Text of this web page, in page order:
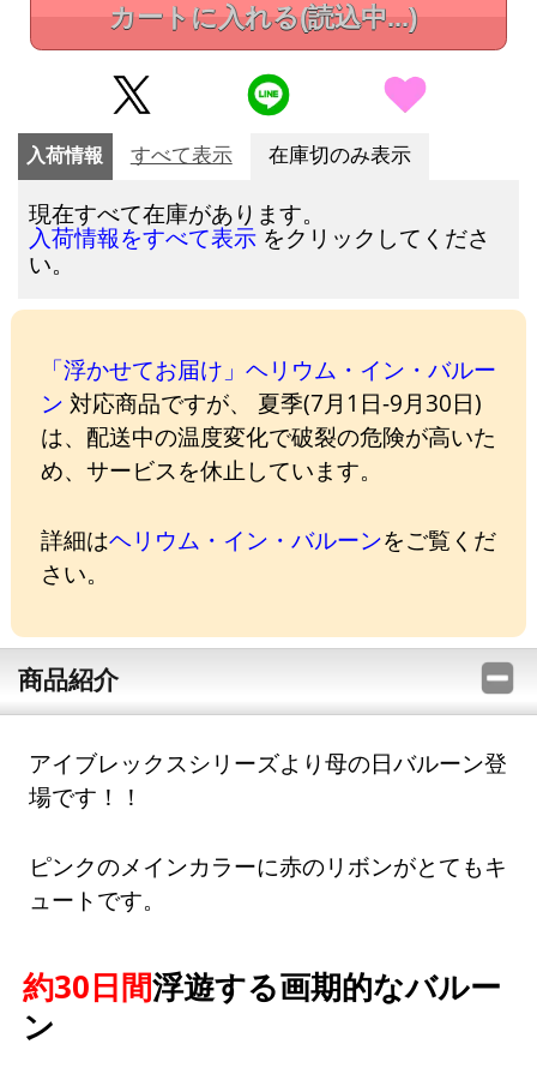
カートに入れる(読込中...)
入荷情報 すべて表示 在庫切のみ表示
現在すべて在庫があります。
入荷情報をすべて表示 をクリックしてくださ
い。
「浮かせてお届け」ヘリウム・イン・バルー
ン 対応商品ですが、 夏季(7月1日-9月30日)
は、配送中の温度変化で破裂の危険が高いた
め、サービスを休止しています。
詳細はヘリウム・イン・バルーンをご覧くだ
さい。
商品紹介
アイブレックスシリーズより母の日バルーン登
場です！！
ピンクのメインカラーに赤のリボンがとてもキ
ュートです。
約30日間浮遊する画期的なバルー
ン